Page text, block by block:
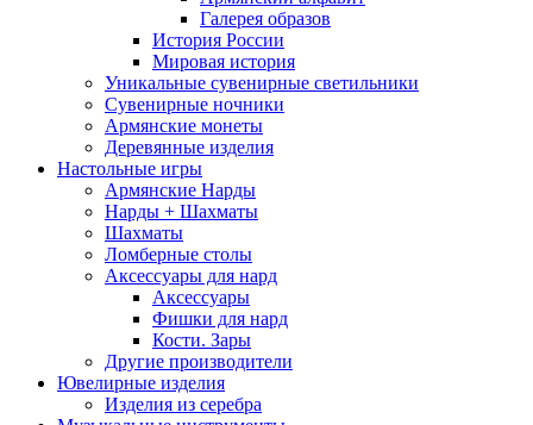
Галерея образов
История России
Мировая история
Уникальные сувенирные светильники
Сувенирные ночники
Армянские монеты
Деревянные изделия
Настольные игры
Армянские Нарды
Нарды + Шахматы
Шахматы
Ломберные столы
Аксессуары для нард
Аксессуары
Фишки для нард
Кости. Зары
Другие производители
Ювелирные изделия
Изделия из серебра